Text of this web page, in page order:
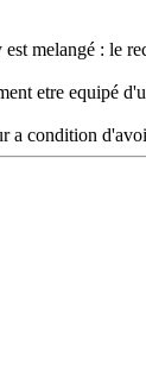
melangé : le
etre equipé
condition